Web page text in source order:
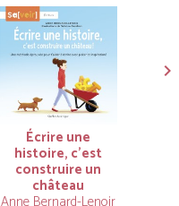
Écrire une
histoire, c’est
construire un
château